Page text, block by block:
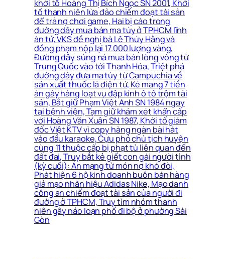
khởi tố Hoàng Thị Bích Ngọc SN 2001, Khởi
tố thanh niên lừa đảo chiếm đoạt tài sản
để trả nợ chơi game, Hai bị cáo trong
đường dây mua bán ma túy ở TPHCM lĩnh
án tử, VKS đề nghị bà Lê Thúy Hằng và
đồng phạm nộp lại 17.000 lượng vàng,
Đường dây súng ná mua bán lòng vòng từ
Trung Quốc vào tới Thanh Hóa, Triệt phá
đường dây đưa ma túy từ Campuchia về
sản xuất thuốc lá điện tử, Kẻ mang 7 tiền
án gây hàng loạt vụ đập kính ô tô trộm tài
sản, Bắt giữ Phạm Việt Anh SN 1984 ngay
tại bệnh viện, Tạm giữ khám xét khẩn cấp
với Hoàng Văn Xuân SN 1987, Khởi tố giám
đốc Việt KTV vì copy hàng ngàn bài hát
vào đầu karaoke, Cựu phó chủ tịch huyện
cùng 11 thuộc cấp bị phạt tù liên quan đến
đất đai, Truy bắt kẻ giết con gái người tình
(kỳ cuối): Án mạng từ món nợ khó đòi,
Phát hiện 6 hộ kinh doanh buôn bán hàng
giả mạo nhãn hiệu Adidas Nike, Mạo danh
công an chiếm đoạt tài sản của người đi
đường ở TPHCM, Truy tìm nhóm thanh
niên gây náo loạn phố đi bộ ở phường Sài
Gòn